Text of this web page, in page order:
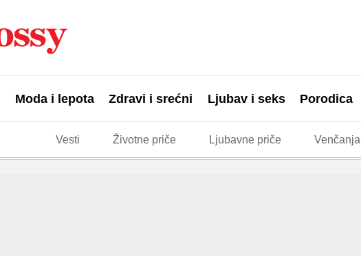
Moda i lepota Zdravi i srećni Ljubav i seks Porodica
Vesti Životne priče Ljubavne priče Venčanja